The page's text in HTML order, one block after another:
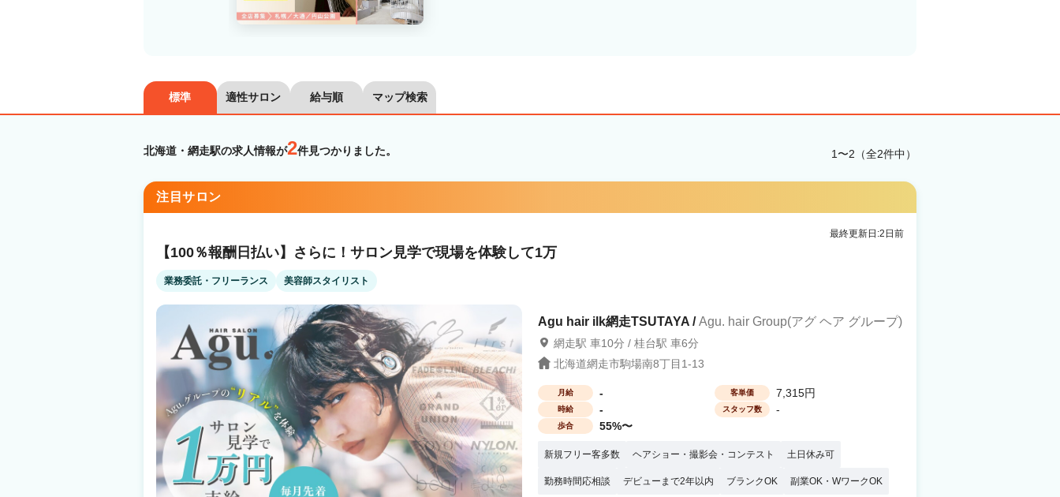
標準 適性サロン 給与順 マップ検索
北海道・網走駅の求人情報が2件見つかりました。 1〜2（全2件中）
注目サロン
最終更新日:2日前
【100％報酬日払い】さらに！サロン見学で現場を体験して1万
業務委託・フリーランス 美容師スタイリスト
Agu hair ilk網走TSUTAYA /Agu. hair Group(アグ ヘア グループ)
網走駅 車10分 / 桂台駅 車6分
北海道網走市駒場南8丁目1-13
月給 - 客単価 7,315円
時給 - スタッフ数 -
歩合 55%〜
新規フリー客多数 ヘアショー・撮影会・コンテスト 土日休み可
勤務時間応相談 デビューまで2年以内 ブランクOK 副業OK・WワークOK